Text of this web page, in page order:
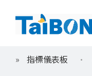
指標儀表板